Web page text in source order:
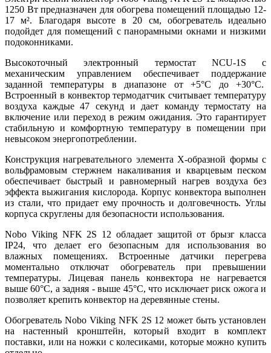
1250 Вт предназначен для обогрева помещений площадью 12-
17 м². Благодаря высоте в 20 см, обогреватель идеально
подойдет для помещений с панорамными окнами и низкими
подоконниками.
Высокоточный электронный термостат NCU-1S с
механическим управлением обеспечивает поддержание
заданной температуры в диапазоне от +5°C до +30°C.
Встроенный в конвектор термодатчик считывает температуру
воздуха каждые 47 секунд и дает команду термостату на
включение или переход в режим ожидания. Это гарантирует
стабильную и комфортную температуру в помещении при
невысоком энергопотреблении.
Конструкция нагревательного элемента Х-образной формы с
вольфрамовым стержнем накаливания и кварцевым песком
обеспечивает быстрый и равномерный нагрев воздуха без
эффекта выжигания кислорода. Корпус конвектора выполнен
из стали, что придает ему прочность и долговечность. Углы
корпуса скруглены для безопасности использования.
Nobo Viking NFK 2S 12 обладает защитой от брызг класса
IP24, что делает его безопасным для использования во
влажных помещениях. Встроенные датчики перегрева
моментально отключат обогреватель при превышении
температуры. Лицевая панель конвектора не нагревается
выше 60°C, а задняя - выше 45°C, что исключает риск ожога и
позволяет крепить конвектор на деревянные стены.
Обогреватель Nobo Viking NFK 2S 12 может быть установлен
на настенный кронштейн, который входит в комплект
поставки, или на ножки с колесиками, которые можно купить